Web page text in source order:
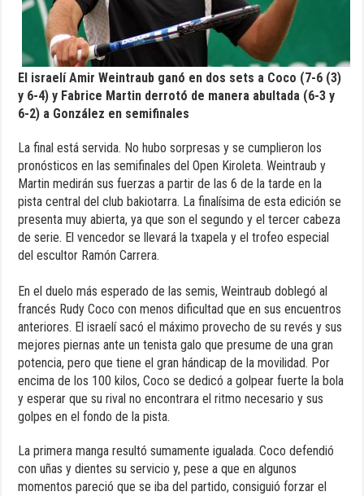
El israelí Amir Weintraub ganó en dos sets a Coco (7-6 (3)
y 6-4) y Fabrice Martin derrotó de manera abultada (6-3 y
6-2) a González en semifinales
La final está servida. No hubo sorpresas y se cumplieron los
pronósticos en las semifinales del Open Kiroleta. Weintraub y
Martin medirán sus fuerzas a partir de las 6 de la tarde en la
pista central del club bakiotarra. La finalísima de esta edición se
presenta muy abierta, ya que son el segundo y el tercer cabeza
de serie. El vencedor se llevará la txapela y el trofeo especial
del escultor Ramón Carrera.
En el duelo más esperado de las semis, Weintraub doblegó al
francés Rudy Coco con menos dificultad que en sus encuentros
anteriores. El israelí sacó el máximo provecho de su revés y sus
mejores piernas ante un tenista galo que presume de una gran
potencia, pero que tiene el gran hándicap de la movilidad. Por
encima de los 100 kilos, Coco se dedicó a golpear fuerte la bola
y esperar que su rival no encontrara el ritmo necesario y sus
golpes en el fondo de la pista.
La primera manga resultó sumamente igualada. Coco defendió
con uñas y dientes su servicio y, pese a que en algunos
momentos pareció que se iba del partido, consiguió forzar el